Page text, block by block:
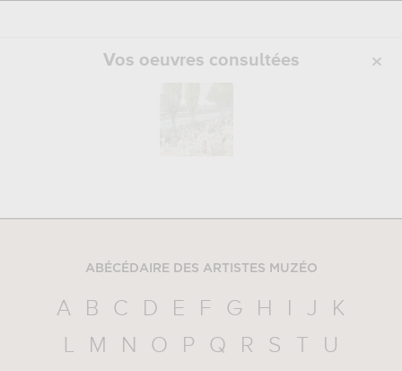
Vos oeuvres consultées
ABÉCÉDAIRE DES ARTISTES MUZÉO
A B C D E F G H I J
K
L
M N O P Q R S T
U